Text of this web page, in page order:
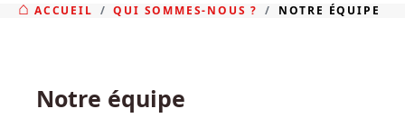
ACCUEIL QUI SOMMES-NOUS ? NOTRE ÉQUIPE
Notre équipe